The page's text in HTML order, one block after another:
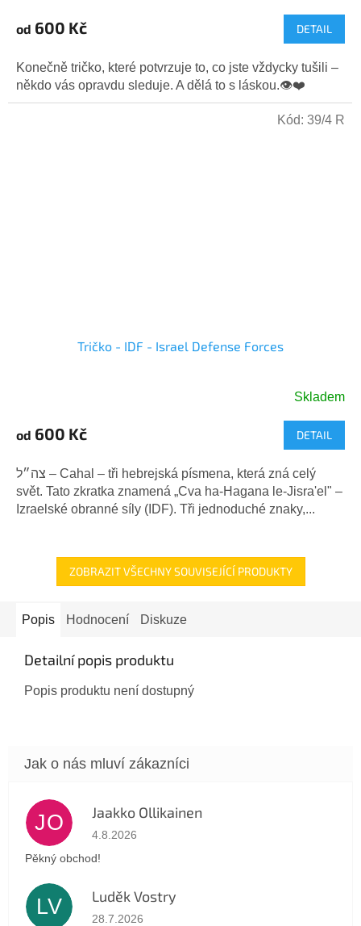
produktu
5,0
z
5
od 600 Kč DETAIL
Konečně tričko, které potvrzuje to, co jste vždycky tušili –
někdo vás opravdu sleduje. A dělá to s láskou.👁️❤️
Tričko - IDF - Israel Defense Forces
produktu
5,0
z
5
Skladem
od 600 Kč DETAIL
צה״ל – Cahal – tři hebrejská písmena, která zná celý
svět. Tato zkratka znamená „Cva ha-Hagana le-Jisra'el" –
Izraelské obranné síly (IDF). Tři jednoduché znaky,...
Kód: 39/4 R
ZOBRAZIT VŠECHNY SOUVISEJÍCÍ PRODUKTY
Popis Hodnocení Diskuze
Detailní popis produktu
Popis produktu není dostupný
JO Jaakko Ollikainen
Hodnocení obchodu je 5 z 5 hvězdiček.
4.8.2026
Pěkný obchod!
LV Luděk Vostry
Hodnocení obchodu je 5 z 5 hvězdiček.
28.7.2026